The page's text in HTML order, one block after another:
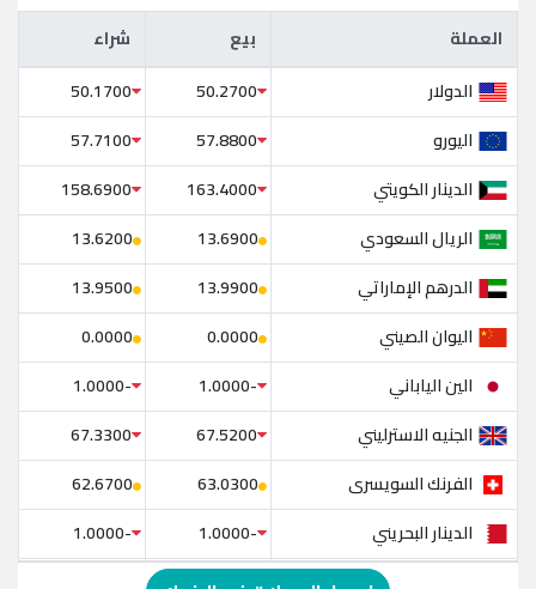
العملة بيع شراء العملة بيع
شراء
الدولار
50.2700
50.1700
اليورو
57.8800
57.7100
الدينار الكويتي
163.4000
158.6900
الريال السعودي
13.6900
13.6200
الدرهم الإماراتي
13.9900
13.9500
اليوان الصيني
0.0000
0.0000
الين الياباني
-1.0000
-1.0000
الجنيه الاسترليني
67.5200
67.3300
الفرنك السويسرى
63.0300
62.6700
الدينار البحريني
-1.0000
-1.0000
الدولار الإسترالي
-1.0000